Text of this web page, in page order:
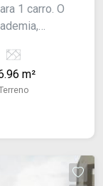
1 carro. O
com
m²